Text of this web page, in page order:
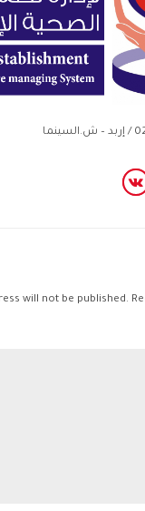
will not be published.